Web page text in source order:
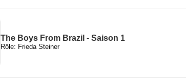
The Boys From Brazil - Saison 1
Rôle: Frieda Steiner